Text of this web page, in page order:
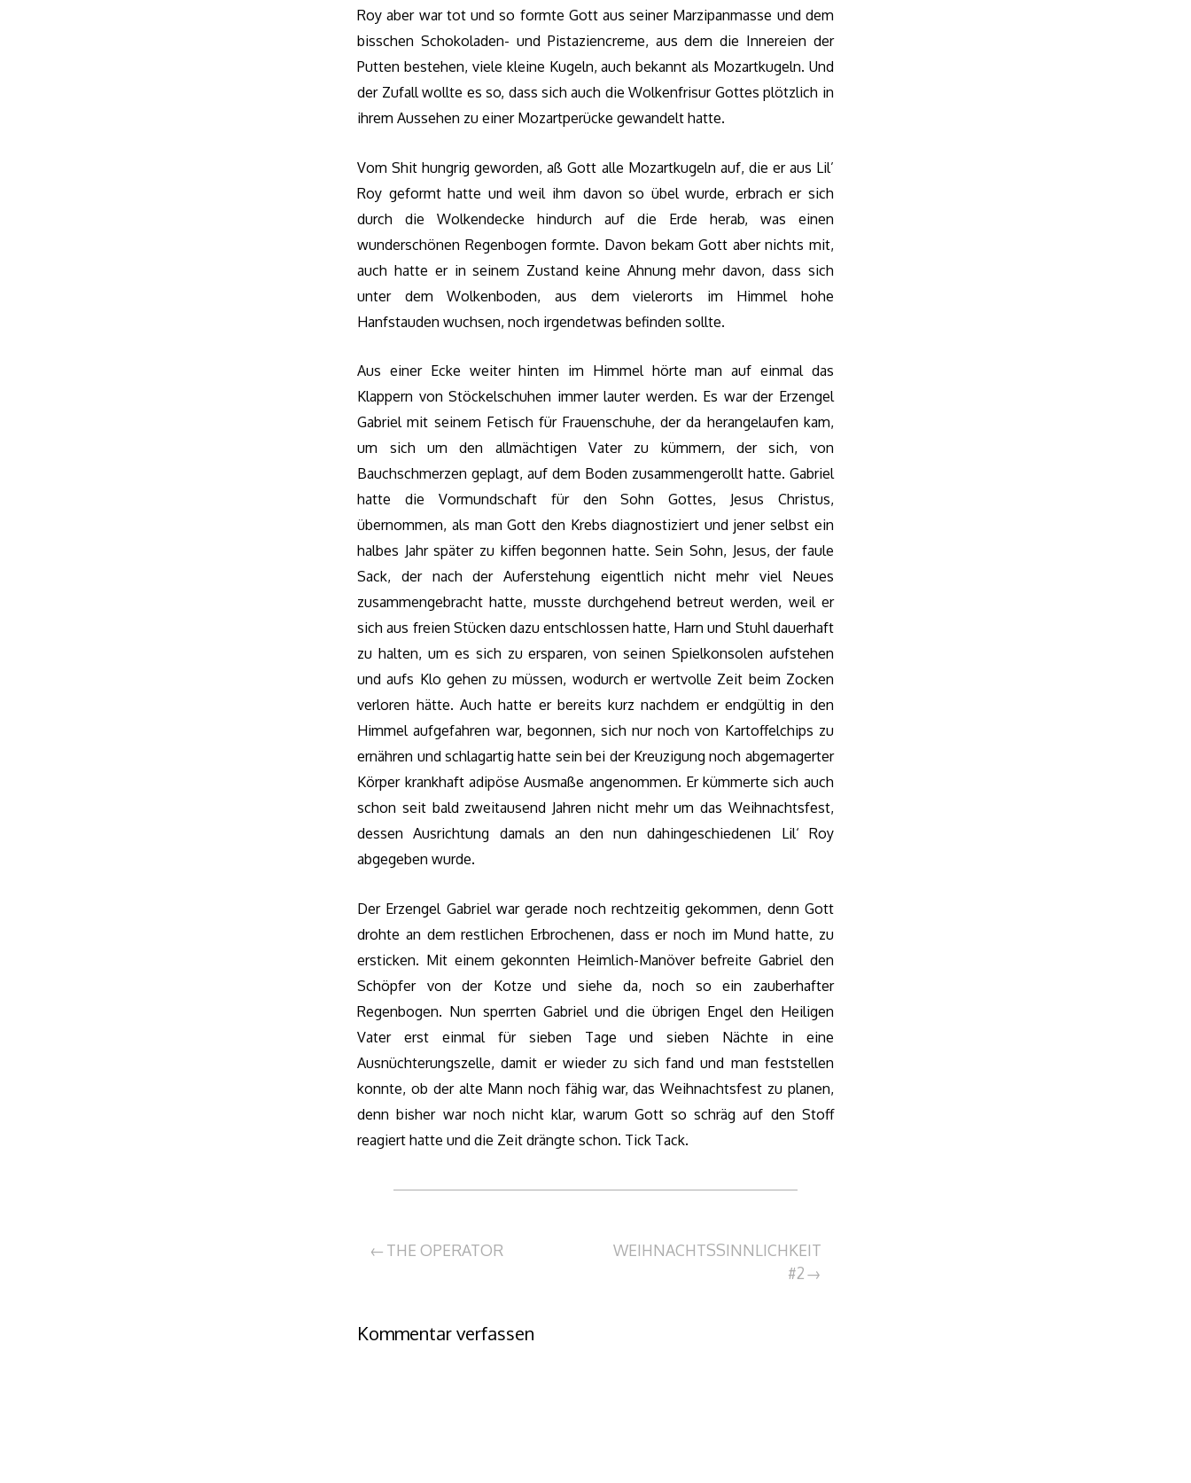
Roy aber war tot und so formte Gott aus seiner Marzipanmasse und dem
bisschen Schokoladen- und Pistaziencreme, aus dem die Innereien der
Putten bestehen, viele kleine Kugeln, auch bekannt als Mozartkugeln. Und
der Zufall wollte es so, dass sich auch die Wolkenfrisur Gottes plötzlich in
ihrem Aussehen zu einer Mozartperücke gewandelt hatte.
Vom Shit hungrig geworden, aß Gott alle Mozartkugeln auf, die er aus Lil’
Roy geformt hatte und weil ihm davon so übel wurde, erbrach er sich
durch die Wolkendecke hindurch auf die Erde herab, was einen
wunderschönen Regenbogen formte. Davon bekam Gott aber nichts mit,
auch hatte er in seinem Zustand keine Ahnung mehr davon, dass sich
unter dem Wolkenboden, aus dem vielerorts im Himmel hohe
Hanfstauden wuchsen, noch irgendetwas befinden sollte.
Aus einer Ecke weiter hinten im Himmel hörte man auf einmal das
Klappern von Stöckelschuhen immer lauter werden. Es war der Erzengel
Gabriel mit seinem Fetisch für Frauenschuhe, der da herangelaufen kam,
um sich um den allmächtigen Vater zu kümmern, der sich, von
Bauchschmerzen geplagt, auf dem Boden zusammengerollt hatte. Gabriel
hatte die Vormundschaft für den Sohn Gottes, Jesus Christus,
übernommen, als man Gott den Krebs diagnostiziert und jener selbst ein
halbes Jahr später zu kiffen begonnen hatte. Sein Sohn, Jesus, der faule
Sack, der nach der Auferstehung eigentlich nicht mehr viel Neues
zusammengebracht hatte, musste durchgehend betreut werden, weil er
sich aus freien Stücken dazu entschlossen hatte, Harn und Stuhl dauerhaft
zu halten, um es sich zu ersparen, von seinen Spielkonsolen aufstehen
und aufs Klo gehen zu müssen, wodurch er wertvolle Zeit beim Zocken
verloren hätte. Auch hatte er bereits kurz nachdem er endgültig in den
Himmel aufgefahren war, begonnen, sich nur noch von Kartoffelchips zu
ernähren und schlagartig hatte sein bei der Kreuzigung noch abgemagerter
Körper krankhaft adipöse Ausmaße angenommen. Er kümmerte sich auch
schon seit bald zweitausend Jahren nicht mehr um das Weihnachtsfest,
dessen Ausrichtung damals an den nun dahingeschiedenen Lil‘ Roy
abgegeben wurde.
Der Erzengel Gabriel war gerade noch rechtzeitig gekommen, denn Gott
drohte an dem restlichen Erbrochenen, dass er noch im Mund hatte, zu
ersticken. Mit einem gekonnten Heimlich-Manöver befreite Gabriel den
Schöpfer von der Kotze und siehe da, noch so ein zauberhafter
Regenbogen. Nun sperrten Gabriel und die übrigen Engel den Heiligen
Vater erst einmal für sieben Tage und sieben Nächte in eine
Ausnüchterungszelle, damit er wieder zu sich fand und man feststellen
konnte, ob der alte Mann noch fähig war, das Weihnachtsfest zu planen,
denn bisher war noch nicht klar, warum Gott so schräg auf den Stoff
reagiert hatte und die Zeit drängte schon. Tick Tack.
Beitragsnavigation
THE OPERATOR
WEIHNACHTSSINNLICHKEIT
#2
Kommentar verfassen